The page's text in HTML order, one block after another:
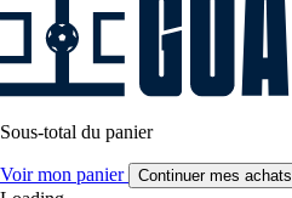
Sous-total du panier
Voir mon panier Continuer mes achats